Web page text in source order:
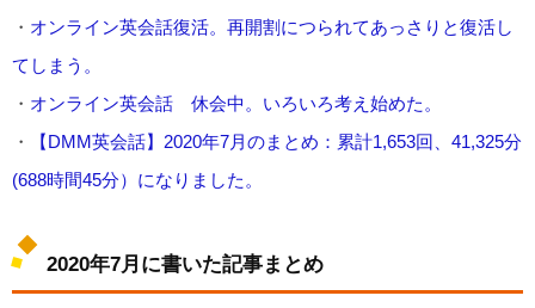
・ オンライン英会話復活。再開割につられてあっさりと復活し
てしまう。
・ オンライン英会話 休会中。いろいろ考え始めた。
・
【DMM英会話】2020年7月のまとめ：累計1,653回、41,325分
(688時間45分）になりました。
2020年7月に書いた記事まとめ